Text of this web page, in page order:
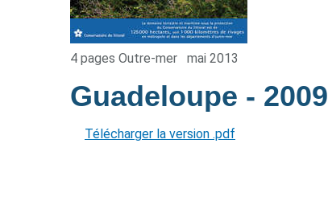
4 pages Outre-mer mai 2013
Guadeloupe - 2009
Télécharger la version .pdf